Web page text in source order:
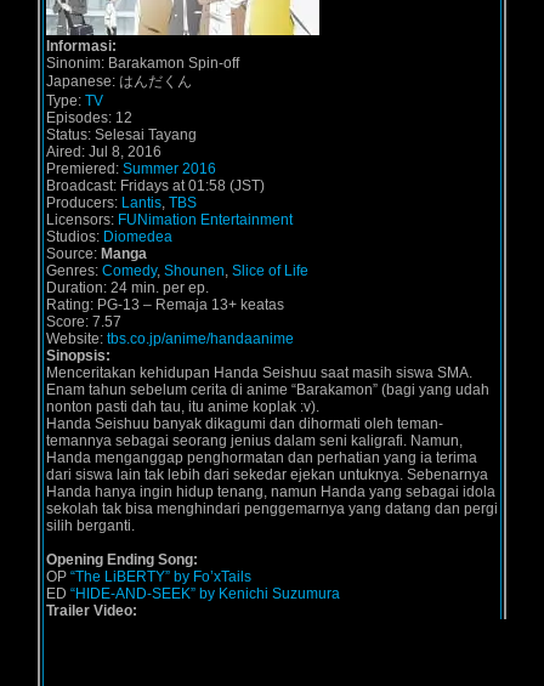
Informasi:
Sinonim: Barakamon Spin-off
Japanese: はんだくん
Type: TV
Episodes: 12
Status: Selesai Tayang
Aired: Jul 8, 2016
Premiered: Summer 2016
Broadcast: Fridays at 01:58 (JST)
Producers: Lantis, TBS
Licensors: FUNimation Entertainment
Studios: Diomedea
Source: Manga
Genres: Comedy, Shounen, Slice of Life
Duration: 24 min. per ep.
Rating: PG-13 – Remaja 13+ keatas
Score: 7.57
Website: tbs.co.jp/anime/handaanime
Sinopsis:
Menceritakan kehidupan Handa Seishuu saat masih siswa SMA.
Enam tahun sebelum cerita di anime “Barakamon” (bagi yang udah
nonton pasti dah tau, itu anime koplak :v).
Handa Seishuu banyak dikagumi dan dihormati oleh teman-
temannya sebagai seorang jenius dalam seni kaligrafi. Namun,
Handa menganggap penghormatan dan perhatian yang ia terima
dari siswa lain tak lebih dari sekedar ejekan untuknya. Sebenarnya
Handa hanya ingin hidup tenang, namun Handa yang sebagai idola
sekolah tak bisa menghindari penggemarnya yang datang dan pergi
silih berganti.
Opening Ending Song:
OP “The LiBERTY” by Fo’xTails
ED “HIDE-AND-SEEK” by Kenichi Suzumura
Trailer Video: